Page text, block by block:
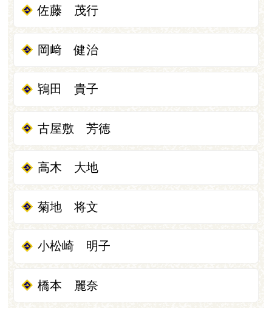
佐藤 茂行
岡﨑 健治
鴇田 貴子
古屋敷 芳徳
高木 大地
菊地 将文
小松崎 明子
橋本 麗奈